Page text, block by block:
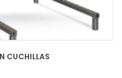
CUCHILLAS